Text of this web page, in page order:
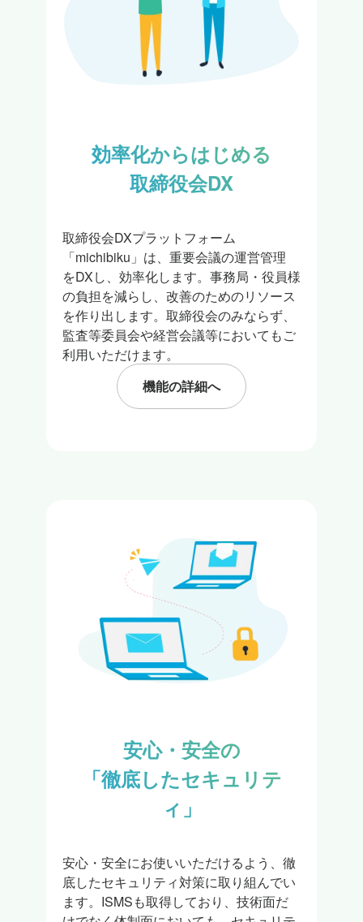
効率化からはじめる
取締役会DX
取締役会DXプラットフォーム
「michibiku」は、重要会議の運営管理
をDXし、効率化します。事務局・役員様
の負担を減らし、改善のためのリソース
を作り出します。取締役会のみならず、
監査等委員会や経営会議等においてもご
利用いただけます。
機能の詳細へ
安心・安全の
「徹底したセキュリテ
ィ」
安心・安全にお使いいただけるよう、徹
底したセキュリティ対策に取り組んでい
ます。ISMSも取得しており、技術面だ